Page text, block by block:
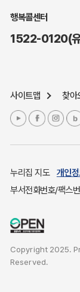
업무추진
주민참여
여성복지
장애인
귀농귀촌
부동산중
행복콜센터
1522-0120(
사이트맵 찾아
누리집 지도 개인
부서전화번호/팩스
Copyright 2025.
Reserved.